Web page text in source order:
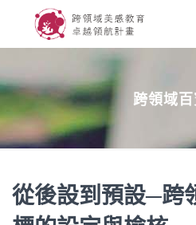
跨領域百
從後設到預設─跨